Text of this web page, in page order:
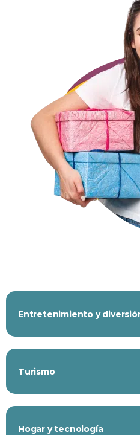
Entretenimiento y
Turismo
Hogar y tecnología